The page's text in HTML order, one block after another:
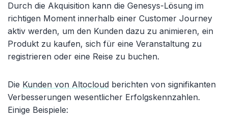
Durch die Akquisition kann die Genesys-Lösung im
richtigen Moment innerhalb einer Customer Journey
aktiv werden, um den Kunden dazu zu animieren, ein
Produkt zu kaufen, sich für eine Veranstaltung zu
registrieren oder eine Reise zu buchen.
Die Kunden von Altocloud berichten von signifikanten
Verbesserungen wesentlicher Erfolgskennzahlen.
Einige Beispiele: